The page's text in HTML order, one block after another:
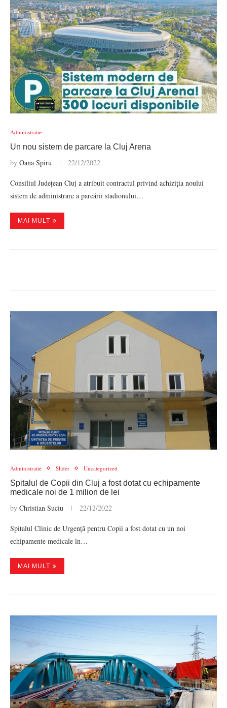
Administratie
Un nou sistem de parcare la Cluj Arena
by Oana Spiru 22/12/2022
Consiliul Județean Cluj a atribuit contractul privind achiziția noului
sistem de administrare a parcării stadionului…
MAI MULT
Administratie Slider Uncategorized
Spitalul de Copii din Cluj a fost dotat cu echipamente
medicale noi de 1 milion de lei
by Christian Suciu 22/12/2022
Spitalul Clinic de Urgență pentru Copii a fost dotat cu un noi
echipamente medicale în…
MAI MULT